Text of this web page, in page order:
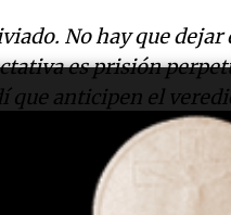
No hay que dejar
es prisión
que anticipen el
N° 6 de Morón